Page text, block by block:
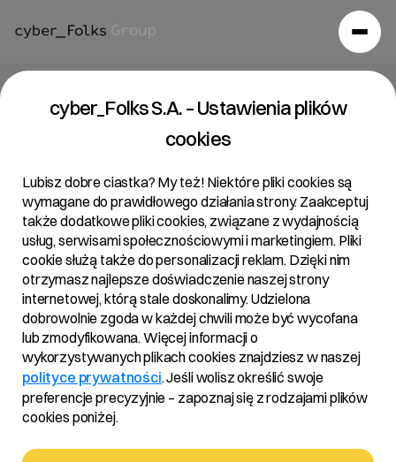
Masz pytanie?
Skontaktuj się z nami!
Relacje Inwestorskie
Tomasz Pokora
IR Manager
t.pokora@cyberfolks.pl
+48 539 147 777
Prasa i media
Kamila Petrus
cyber_Folks S.A. – Ustawienia plików
cookies
Lubisz dobre ciastka? My też! Niektóre pliki cookies są
wymagane do prawidłowego działania strony. Zaakceptuj
także dodatkowe pliki cookies, związane z wydajnością
usług, serwisami społecznościowymi i marketingiem. Pliki
cookie służą także do personalizacji reklam. Dzięki nim
otrzymasz najlepsze doświadczenie naszej strony
internetowej, którą stale doskonalimy. Udzielona
dobrowolnie zgoda w każdej chwili może być wycofana
lub zmodyfikowana. Więcej informacji o
wykorzystywanych plikach cookies znajdziesz w naszej
polityce prywatności. Jeśli wolisz określić swoje
preferencje precyzyjnie – zapoznaj się z rodzajami plików
cookies poniżej.